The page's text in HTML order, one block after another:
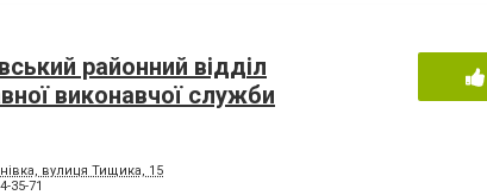
районний відділ
виконавчої служби
вулиця Тищика, 15
35-71